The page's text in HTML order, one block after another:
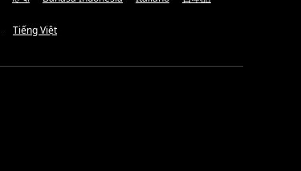
Tiếng Việt